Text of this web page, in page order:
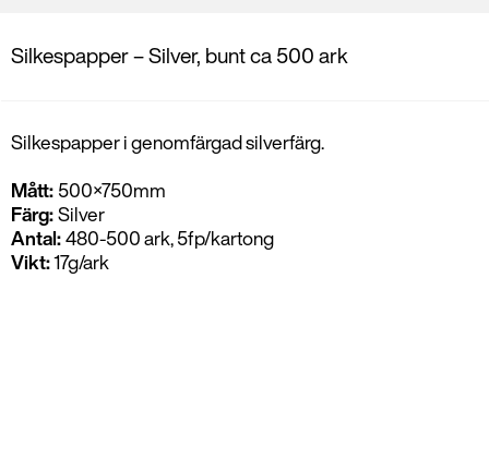
Silkespapper – Silver, bunt ca 500 ark
Silkespapper i genomfärgad silverfärg.
Mått: 500×750mm
Färg:Silver
Antal:480-500 ark, 5fp/kartong
Vikt:17g/ark